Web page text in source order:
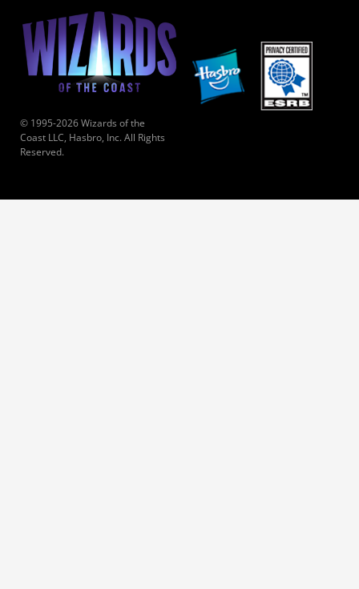
© 1995-2026 Wizards of the
Coast LLC, Hasbro, Inc. All Rights
Reserved.